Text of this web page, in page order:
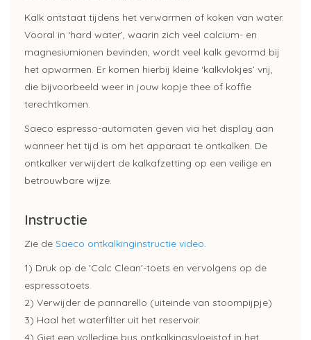
Kalk ontstaat tijdens het verwarmen of koken van water.
Vooral in ‘hard water’, waarin zich veel calcium- en
magnesiumionen bevinden, wordt veel kalk gevormd bij
het opwarmen. Er komen hierbij kleine ‘kalkvlokjes’ vrij,
die bijvoorbeeld weer in jouw kopje thee of koffie
terechtkomen.
Saeco espresso-automaten geven via het display aan
wanneer het tijd is om het apparaat te ontkalken. De
ontkalker verwijdert de kalkafzetting op een veilige en
betrouwbare wijze.
Instructie
Zie de Saeco ontkalkinginstructie video.
1) Druk op de 'Calc Clean'-toets en vervolgens op de
espressotoets.
2) Verwijder de pannarello (uiteinde van stoompijpje)
3) Haal het waterfilter uit het reservoir.
4) Giet een volledige bus ontkalkingsvloeistof in het